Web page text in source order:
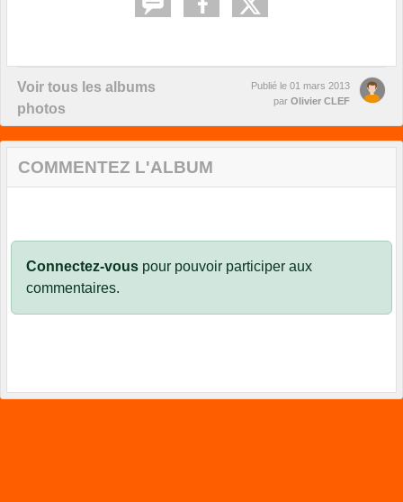
Voir tous les albums
photos
Publié le 01 mars 2013
par Olivier CLEF
COMMENTEZ L'ALBUM
Connectez-vous pour pouvoir participer aux
commentaires.